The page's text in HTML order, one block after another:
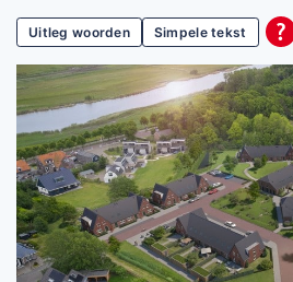
Uitleg woorden Simpele tekst